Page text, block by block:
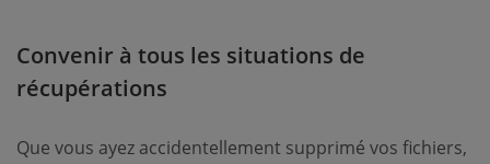
Convenir à tous les situations de
récupérations
Que vous ayez accidentellement supprimé vos fichiers,